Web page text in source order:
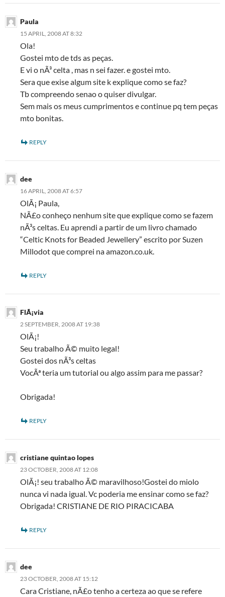
Paula
15 APRIL, 2008 AT 8:32
Ola!
Gostei mto de tds as peças.
E vi o nÃ³ celta , mas n sei fazer. e gostei mto.
Sera que exise algum site k explique como se faz?
Tb compreendo senao o quiser divulgar.
Sem mais os meus cumprimentos e continue pq tem peças
mto bonitas.
REPLY
dee
16 APRIL, 2008 AT 6:57
OlÃ¡ Paula,
NÃ£o conheço nenhum site que explique como se fazem
nÃ³s celtas. Eu aprendi a partir de um livro chamado
“Celtic Knots for Beaded Jewellery” escrito por Suzen
Millodot que comprei na amazon.co.uk.
REPLY
FlÃ¡via
2 SEPTEMBER, 2008 AT 19:38
OlÃ¡!
Seu trabalho Ã© muito legal!
Gostei dos nÃ³s celtas
VocÃª teria um tutorial ou algo assim para me passar?
Obrigada!
REPLY
cristiane quintao lopes
23 OCTOBER, 2008 AT 12:08
OlÃ¡! seu trabalho Ã© maravilhoso!Gostei do miolo
nunca vi nada igual. Vc poderia me ensinar como se faz?
Obrigada! CRISTIANE DE RIO PIRACICABA
REPLY
dee
23 OCTOBER, 2008 AT 15:12
Cara Cristiane, nÃ£o tenho a certeza ao que se refere